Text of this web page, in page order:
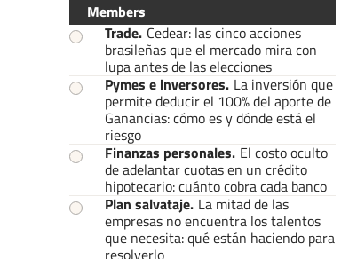
Members
Trade. Cedear: las cinco acciones
brasileñas que el mercado mira con
lupa antes de las elecciones
Pymes e inversores. La inversión que
permite deducir el 100% del aporte de
Ganancias: cómo es y dónde está el
riesgo
Finanzas personales. El costo oculto
de adelantar cuotas en un crédito
hipotecario: cuánto cobra cada banco
Plan salvataje. La mitad de las
empresas no encuentra los talentos
que necesita: qué están haciendo para